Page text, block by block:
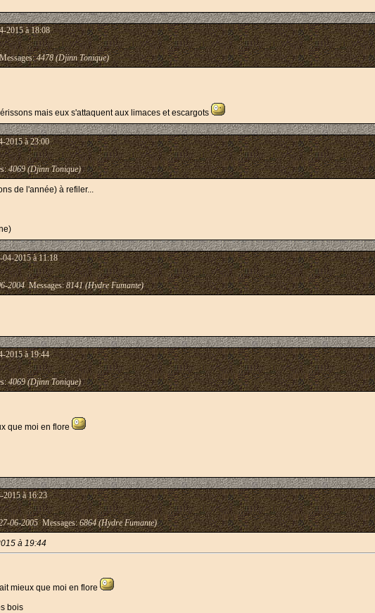
2015 à 18:08
4478 (Djinn Tonique)
mais eux s'attaquent aux limaces et escargots
2015 à 23:00
4069 (Djinn Tonique)
de l'année) à refiler...
2015 à 11:18
2004Messages:8141 (Hydre Fumante)
2015 à 19:44
4069 (Djinn Tonique)
que moi en flore
à 16:23
06-2005Messages:6864 (Hydre Fumante)
à 19:44
mieux que moi en flore
bois